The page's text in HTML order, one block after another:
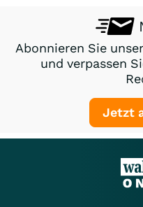
Abonnieren Sie
und verpassen
Jetzt